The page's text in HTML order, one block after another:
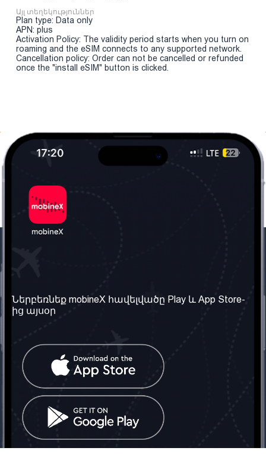
Այլ տեղեկություններ
Plan type: Data only
APN: plus
Activation Policy: The validity period starts when you turn on
roaming and the eSIM connects to any supported network.
Cancellation policy: Order can not be cancelled or refunded
once the "install eSIM" button is clicked.
Մեր մասին
Մեր ծառայությունները
Պայմաններ և դրույթներ
Հաճախ տրվող հարցեր
Կապ մեզ հետ
Միացյալ
Թագավորություն: Մենք
գործընկեր ենք
փնտրում
Հայաստանում
Տարածել
սոցիալական
ցանցում
Ներբեռնեք mobineX հավելվածը Play և App Store-
ից այսօր